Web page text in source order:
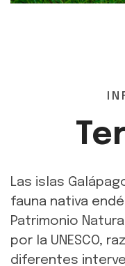
Las islas
fauna nativa
Patrimonio
por la UNESCO,
diferentes